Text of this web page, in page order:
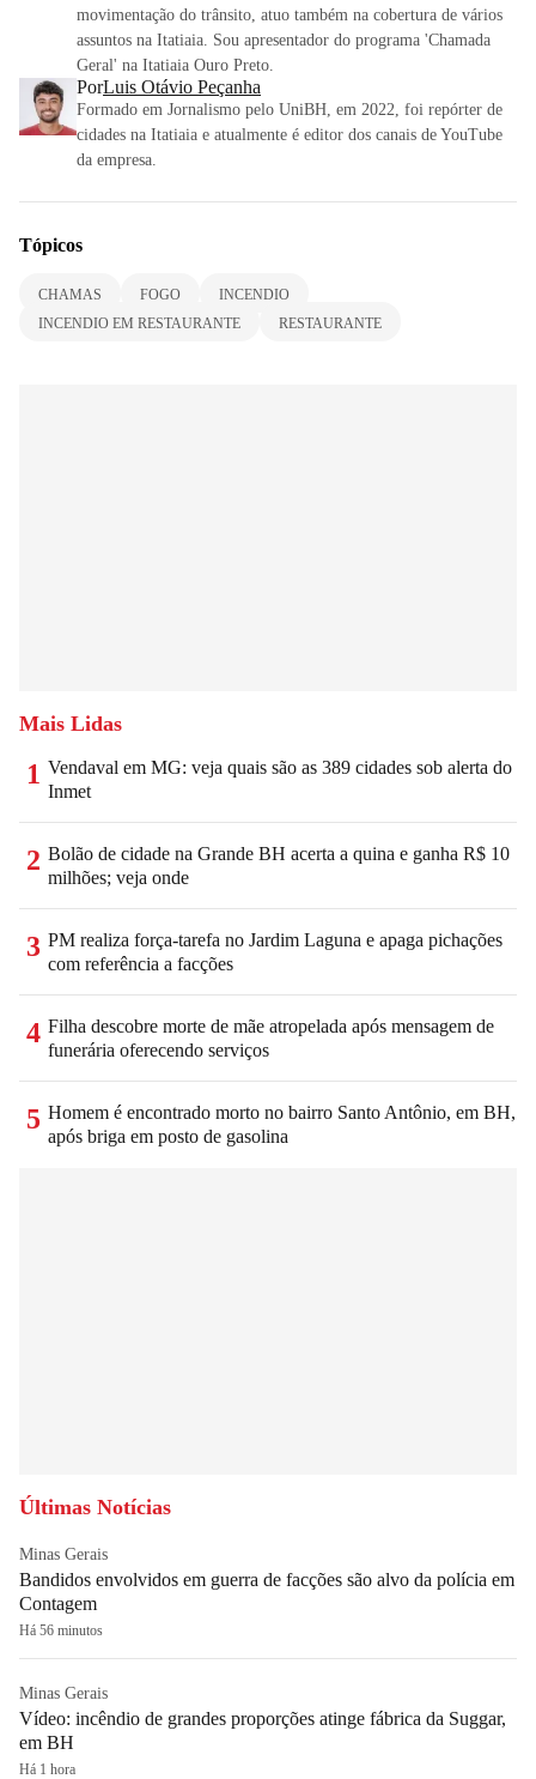
movimentação do trânsito, atuo também na cobertura de vários
assuntos na Itatiaia. Sou apresentador do programa 'Chamada
Geral' na Itatiaia Ouro Preto.
PorLuis Otávio Peçanha
Formado em Jornalismo pelo UniBH, em 2022, foi repórter de
cidades na Itatiaia e atualmente é editor dos canais de YouTube
da empresa.
Tópicos
CHAMAS FOGO
INCENDIO
INCENDIO EM RESTAURANTE
RESTAURANTE
Mais Lidas
1 Vendaval em MG: veja quais são as 389 cidades sob alerta do
Inmet
2 Bolão de cidade na Grande BH acerta a quina e ganha R$ 10
milhões; veja onde
3 PM realiza força-tarefa no Jardim Laguna e apaga pichações
com referência a facções
4 Filha descobre morte de mãe atropelada após mensagem de
funerária oferecendo serviços
5 Homem é encontrado morto no bairro Santo Antônio, em BH,
após briga em posto de gasolina
Últimas Notícias
Minas Gerais
Bandidos envolvidos em guerra de facções são alvo da polícia em
Contagem
Há 56 minutos
Minas Gerais
Vídeo: incêndio de grandes proporções atinge fábrica da Suggar,
em BH
Há 1 hora